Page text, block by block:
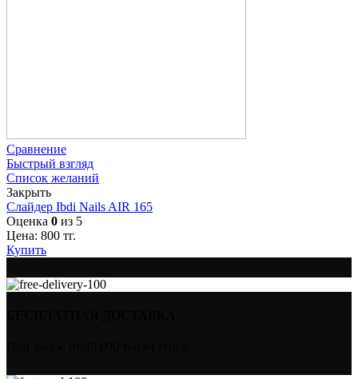
Сравнение
Быстрый взгляд
Список желаний
Закрыть
Слайдер Ibdi Nails AIR 165
Оценка 0 из 5
Цена: 800 тг.
Купить